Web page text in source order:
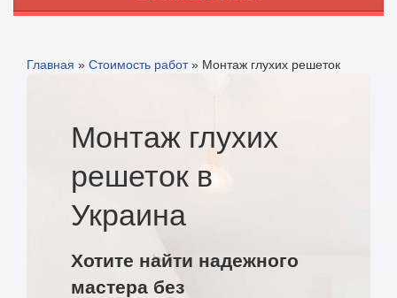
Главная » Стоимость работ» Монтаж глухих решеток
Монтаж глухих
решеток в
Украина
Хотите найти надежного
мастера без